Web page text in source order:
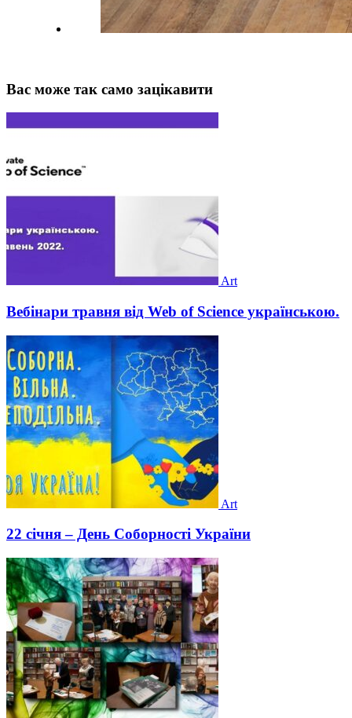
Вас може так само зацікавити
Art
Вебінари травня від Web of Science українською.
Art
22 січня – День Соборності України